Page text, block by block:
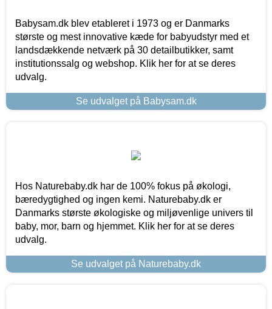
Babysam.dk blev etableret i 1973 og er Danmarks
største og mest innovative kæde for babyudstyr med et
landsdækkende netværk på 30 detailbutikker, samt
institutionssalg og webshop. Klik her for at se deres
udvalg.
Se udvalget på Babysam.dk
Hos Naturebaby.dk har de 100% fokus på økologi,
bæredygtighed og ingen kemi. Naturebaby.dk er
Danmarks største økologiske og miljøvenlige univers til
baby, mor, barn og hjemmet. Klik her for at se deres
udvalg.
Se udvalget på Naturebaby.dk